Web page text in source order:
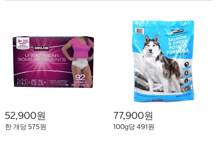
52,900원
한 개당 575원
77,900원
100g당 491원